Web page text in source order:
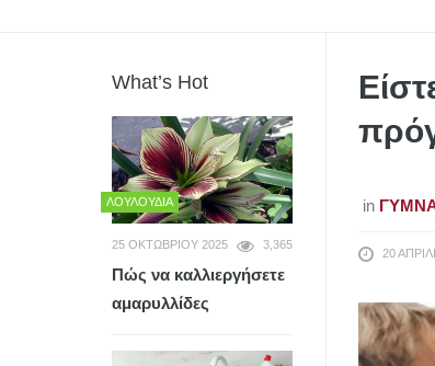
in
20
What’s Hot
ΛΟΥΛΟΎΔΙΑ
25 ΟΚΤΩΒΡΊΟΥ 2025 3,365
Πώς να καλλιεργήσετε
αμαρυλλίδες